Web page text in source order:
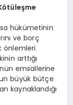
hükümetinin
ve borç
önlemleri
arttığı
emsallerine
büyük bütçe
kaynaklandığı